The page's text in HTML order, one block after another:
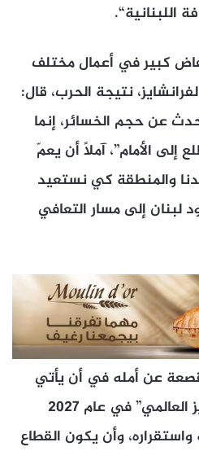
اللبنانية“.
كبير في أعمال مختلف
نتيجة الحرب، قال:
عن حجم الخسائر، إنما
الأمام”، آملاً أن يعمّ
والمنطقة كي نستعيد
لبنان إلى مسار التعافي
عن أمله في أن يأتي
الاحتفال بـ”يوم الفرانشايز العالمي” في عام 2027
وأن يكون القطاع